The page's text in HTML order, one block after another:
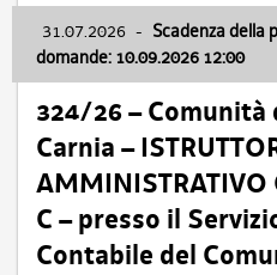
31.07.2026 - Scadenza della
domande: 10.09.2026 12:00
324/26 –
Carnia –
AMMINISTRATIVO
C – presso il
Contabile del